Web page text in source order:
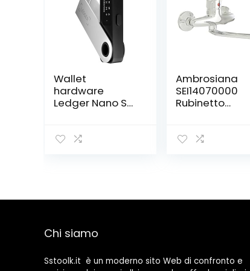
Wallet
hardware
Ledger Nano S
e token
Ambrosiana
SEI14070000
Rubinetto
Girevole, Cromo
Chi siamo
Sstoolk.it è un moderno sito Web di confronto e